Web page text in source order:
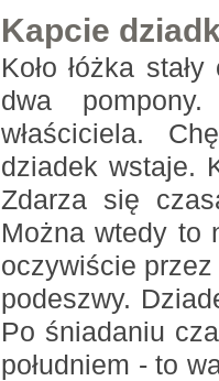
Kapcie
Koło łóżka
dwa
właściciela.
dziadek wstaje.
Zdarza się
Można wtedy to
oczywiście
podeszwy.
Po śniadaniu
południem - to